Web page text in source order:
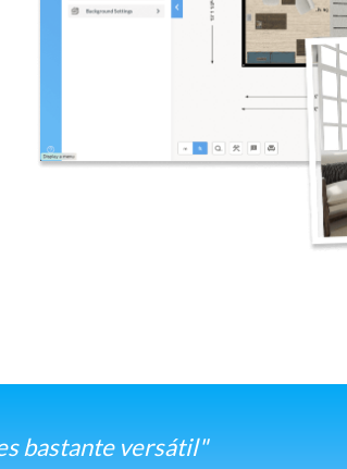
bastante versátil"